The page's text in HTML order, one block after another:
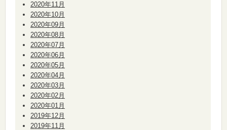
2020年11月
2020年10月
2020年09月
2020年08月
2020年07月
2020年06月
2020年05月
2020年04月
2020年03月
2020年02月
2020年01月
2019年12月
2019年11月